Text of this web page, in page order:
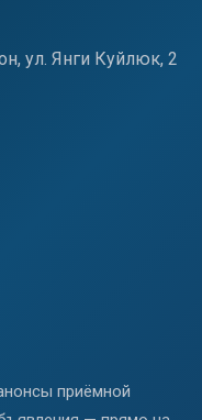
ул. Янги Куйлюк, 2
приёмной